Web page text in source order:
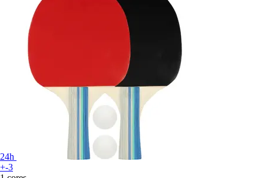
24h
+-3